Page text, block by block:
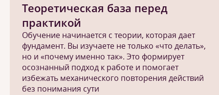
Теоретическая база перед
практикой
Обучение начинается с теории, которая дает
фундамент. Вы изучаете не только «что делать»,
но и «почему именно так». Это формирует
осознанный подход к работе и помогает
избежать механического повторения действий
без понимания сути